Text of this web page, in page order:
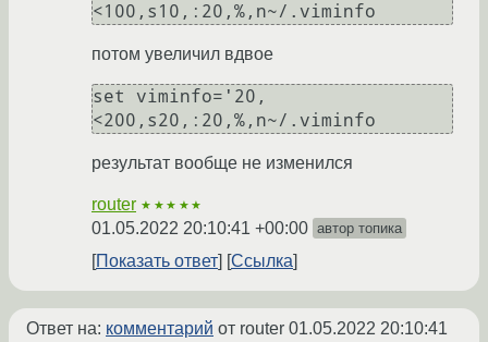
потом увеличил вдвое
set viminfo='20,
результат вообще не изменился
router ★★★★★
01.05.2022 20:10:41 +00:00 автор топика
Показать ответ Ссылка
Ответ на: комментарий от router 01.05.2022 20:10:41